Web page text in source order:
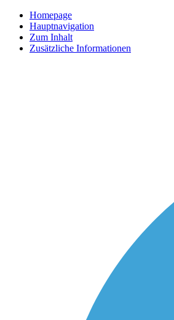
Homepage
Hauptnavigation
Zum Inhalt
Zusätzliche Informationen